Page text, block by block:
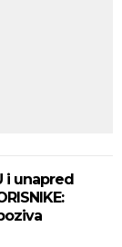
i unapred